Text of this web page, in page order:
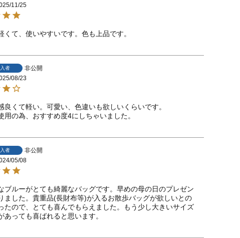
11/25
くて、使いやすいです。色も上品です。
者
非公開
08/23
良くて軽い。可愛い、色違いも欲しいくらいです。
用の為、おすすめ度4にしちゃいました。
者
非公開
05/08
ブルーがとても綺麗なバッグです。早めの母の日のプレゼン
ました。貴重品(長財布等)が入るお散歩バッグが欲しいとの
たので、とても喜んでもらえました。もう少し大きいサイズ
あっても喜ばれると思います。